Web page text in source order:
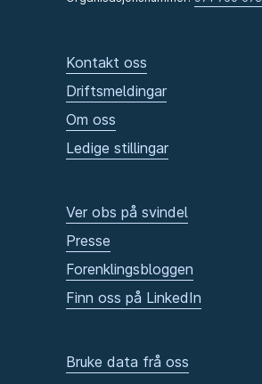
Kontakt oss
Driftsmeldingar
Om oss
Ledige stillingar
Ver obs på svindel
Presse
Forenklingsbloggen
Finn oss på LinkedIn
Bruke data frå oss